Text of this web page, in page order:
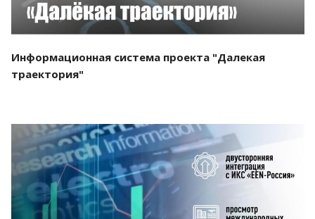
Информационная система проекта "Далекая
траектория"